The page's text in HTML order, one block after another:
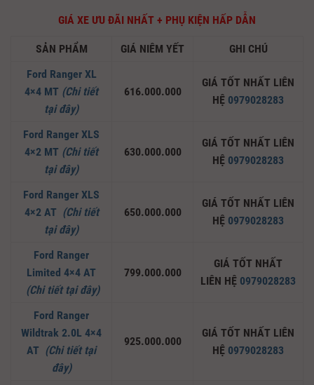
GIÁ XE ƯU ĐÃI NHẤT + PHỤ KIỆN HẤP DẪN
SẢN PHẨM GIÁ NIÊM YẾT
GHI CHÚ
Ford Ranger XL
4×4 MT (Chi tiết
tại đây)
616.000.000
GIÁ TỐT NHẤT LIÊN
HỆ 0979028283
Ford Ranger XLS
4×2 MT (Chi tiết
tại đây)
630.000.000
GIÁ TỐT NHẤT LIÊN
HỆ 0979028283
Ford Ranger XLS
4×2 AT (Chi tiết
tại đây)
650.000.000
GIÁ TỐT NHẤT LIÊN
HỆ 0979028283
Ford Ranger
Limited 4×4 AT
(Chi tiết tại đây)
799.000.000
GIÁ TỐT NHẤT
LIÊN HỆ 0979028283
Ford Ranger
Wildtrak 2.0L 4×4
AT (Chi tiết tại
đây)
925.000.000
GIÁ TỐT NHẤT LIÊN
HỆ 0979028283